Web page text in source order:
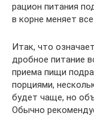
рацион питания
в корне меняет
Итак, что
дробное питание
приема пищи
порциями,
будет чаще, но
Обычно